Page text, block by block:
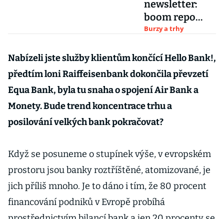
newsletter:
boom repo
fondů trvá,
aerolinek
klopýtají,
influencer
chystá fond
Burzy a trhy
Nabízeli jste služby klientům končící Hello Bank!,
předtím loni Raiffeisenbank dokončila převzetí
Equa Bank, byla tu snaha o spojení Air Bank a
Monety. Bude trend koncentrace trhu a
posilování velkých bank pokračovat?
Když se posuneme o stupínek výše, v evropském
prostoru jsou banky roztříštěné, atomizované, je
jich příliš mnoho. Je to dáno i tím, že 80 procent
financování podniků v Evropě probíhá